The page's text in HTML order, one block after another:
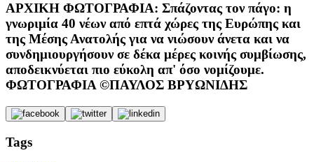
ΑΡΧΙΚΗ ΦΩΤΟΓΡΑΦΙΑ: Σπάζοντας τον πάγο: η
γνωριμία 40 νέων από επτά χώρες της Ευρώπης και
της Μέσης Ανατολής για να νιώσουν άνετα και να
συνδημιουργήσουν σε δέκα μέρες κοινής συμβίωσης,
αποδεικνύεται πιο εύκολη απ' όσο νομίζουμε.
ΦΩΤΟΓΡΑΦΙΑ ©ΠΑΥΛΟΣ ΒΡΥΩΝΙΔΗΣ
Tags